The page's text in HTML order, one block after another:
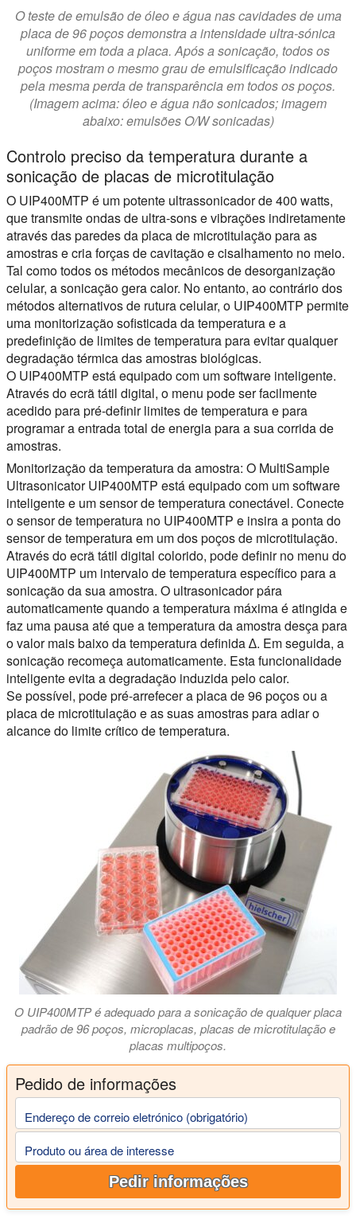
O teste de emulsão de óleo e água nas cavidades de uma
placa de 96 poços demonstra a intensidade ultra-sónica
uniforme em toda a placa. Após a sonicação, todos os
poços mostram o mesmo grau de emulsificação indicado
pela mesma perda de transparência em todos os poços.
(Imagem acima: óleo e água não sonicados; imagem
abaixo: emulsões O/W sonicadas)
Controlo preciso da temperatura durante a
sonicação de placas de microtitulação
O UIP400MTP é um potente ultrassonicador de 400 watts,
que transmite ondas de ultra-sons e vibrações indiretamente
através das paredes da placa de microtitulação para as
amostras e cria forças de cavitação e cisalhamento no meio.
Tal como todos os métodos mecânicos de desorganização
celular, a sonicação gera calor. No entanto, ao contrário dos
métodos alternativos de rutura celular, o UIP400MTP permite
uma monitorização sofisticada da temperatura e a
predefinição de limites de temperatura para evitar qualquer
degradação térmica das amostras biológicas.
O UIP400MTP está equipado com um software inteligente.
Através do ecrã tátil digital, o menu pode ser facilmente
acedido para pré-definir limites de temperatura e para
programar a entrada total de energia para a sua corrida de
amostras.
Monitorização da temperatura da amostra: O MultiSample
Ultrasonicator UIP400MTP está equipado com um software
inteligente e um sensor de temperatura conectável. Conecte
o sensor de temperatura no UIP400MTP e insira a ponta do
sensor de temperatura em um dos poços de microtitulação.
Através do ecrã tátil digital colorido, pode definir no menu do
UIP400MTP um intervalo de temperatura específico para a
sonicação da sua amostra. O ultrasonicador pára
automaticamente quando a temperatura máxima é atingida e
faz uma pausa até que a temperatura da amostra desça para
o valor mais baixo da temperatura definida ∆. Em seguida, a
sonicação recomeça automaticamente. Esta funcionalidade
inteligente evita a degradação induzida pelo calor.
Se possível, pode pré-arrefecer a placa de 96 poços ou a
placa de microtitulação e as suas amostras para adiar o
alcance do limite crítico de temperatura.
O UIP400MTP é adequado para a sonicação de qualquer placa
padrão de 96 poços, microplacas, placas de microtitulação e
placas multipoços.
Pedido de informações
Endereço de correio eletrónico (obrigatório)
Produto ou área de interesse
Pedir informações